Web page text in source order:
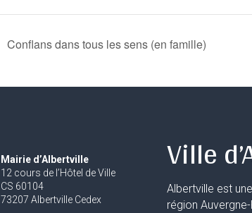
Conflans dans tous les sens (en famille)
Mairie d’Albertville
12 cours de l’Hôtel de Ville
CS 60104
73207 Albertville Cedex
Ville
Albertville est
région